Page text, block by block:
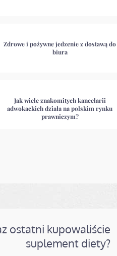
Zdrowe i pożywne jedzenie z dostawą do
biura
Jak wiele znakomitych kancelarii
adwokackich działa na polskim rynku
prawniczym?
ostatni kupowaliście
suplement diety?